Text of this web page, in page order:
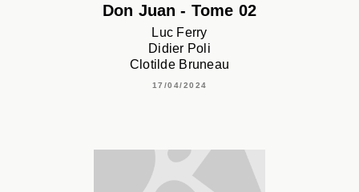
Don Juan - Tome 02
Luc Ferry
Didier Poli
Clotilde Bruneau
17/04/2024